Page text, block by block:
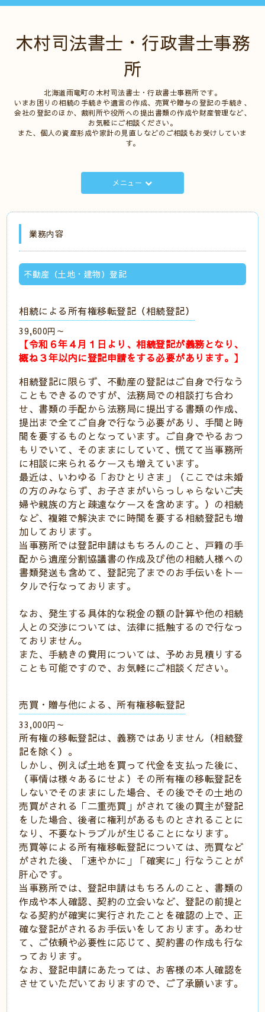
木村司法書士・行政書士事務
所
北海道雨竜町の木村司法書士・行政書士事務所です。
いまお困りの相続の手続きや遺言の作成、売買や贈与の登記の手続き、
会社の登記のほか、裁判所や役所への提出書類の作成や財産管理など、
お気軽にご相談ください。
また、個人の資産形成や家計の見直しなどのご相談もお受けしていま
す。
メニュー
業務内容
不動産（土地・建物）登記
相続による所有権移転登記（相続登記）
39,600円～
【令和６年４月１日より、相続登記が義務となり、
概ね３年以内に登記申請をする必要があります。】
相続登記に限らず、不動産の登記はご自身で行なう
こともできるのですが、法務局での相談打ち合わ
せ、書類の手配から法務局に提出する書類の作成、
提出まで全てご自身で行なう必要があり、手間と時
間を要するものとなっています。ご自身でやるおつ
もりでいて、そのままにしていて、慌てて当事務所
に相談に来られるケースも増えています。
最近は、いわゆる「おひとりさま」（ここでは未婚
の方のみならず、お子さまがいらっしゃらないご夫
婦や親族の方と疎遠なケースを含めます。）の相続
など、複雑で解決までに時間を要する相続登記も増
加しております。
当事務所では登記申請はもちろんのこと、戸籍の手
配から遺産分割協議書の作成及び他の相続人様への
書類発送も含めて、登記完了までのお手伝いをトー
タルで行なっております。
なお、発生する具体的な税金の額の計算や他の相続
人との交渉については、法律に抵触するので行なっ
ておりません。
また、手続きの費用については、予めお見積りする
ことも可能ですので、お気軽にご相談ください。
売買・贈与他による、所有権移転登記
33,000円～
所有権の移転登記は、義務ではありません（相続登
記を除く）。
しかし、例えば土地を買って代金を支払った後に、
（事情は様々あるにせよ）その所有権の移転登記を
しないでそのままにした場合、その後でその土地の
売買がされる「二重売買」がされて後の買主が登記
をした場合、後者に権利があるものとされることに
なり、不要なトラブルが生じることになります。
売買等による所有権移転登記については、売買など
がされた後、「速やかに」「確実に」行なうことが
肝心です。
当事務所では、登記申請はもちろんのこと、書類の
作成や本人確認、契約の立会いなど、登記の前提と
なる契約が確実に実行されたことを確認の上で、正
確な登記がされるお手伝いをしております。あわせ
て、ご依頼や必要性に応じて、契約書の作成も行な
っております。
なお、登記申請にあたっては、お客様の本人確認を
させていただいておりますので、ご了承願います。